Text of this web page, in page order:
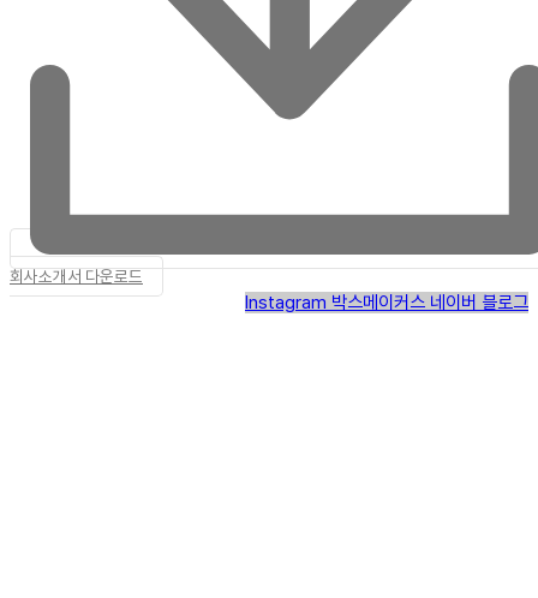
회사소개서 다운로드
Instagram 박스메이커스 네이버 블로그